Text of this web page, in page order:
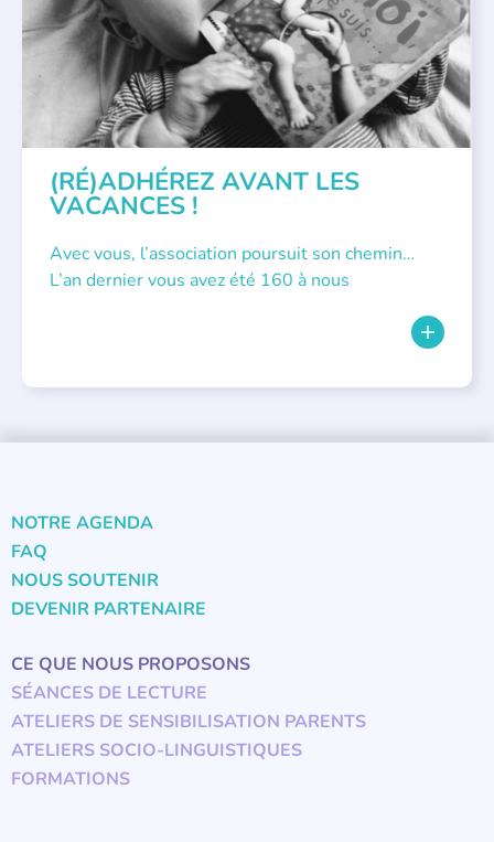
(RÉ)ADHÉREZ AVANT LES
VACANCES !
Avec vous, l’association poursuit son chemin…
L’an dernier vous avez été 160 à nous
NOTRE AGENDA
FAQ
NOUS SOUTENIR
DEVENIR PARTENAIRE
CE QUE NOUS PROPOSONS
SÉANCES DE LECTURE
ATELIERS DE SENSIBILISATION PARENTS
ATELIERS SOCIO-LINGUISTIQUES
FORMATIONS